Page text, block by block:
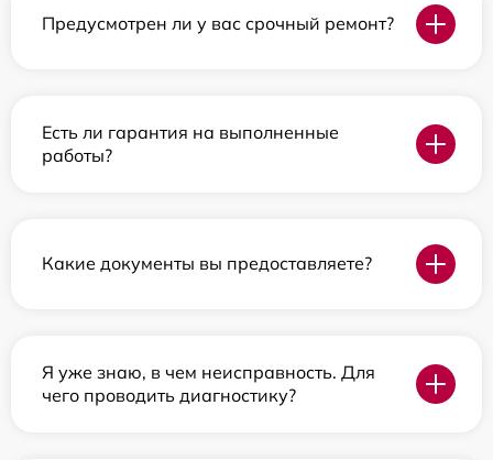
Предусмотрен ли у вас срочный ремонт?
Есть ли гарантия на выполненные
работы?
Какие документы вы предоставляете?
Я уже знаю, в чем неисправность. Для
чего проводить диагностику?